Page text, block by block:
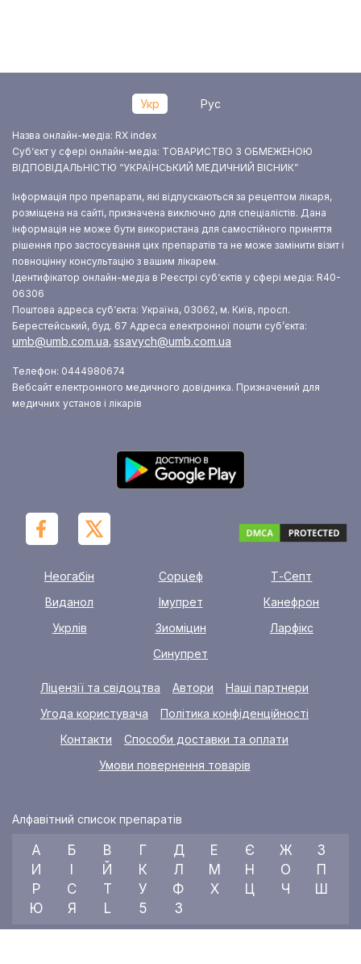
Укр Рус
Назва онлайн-медіа: RX index
Суб‘єкт у сфері онлайн-медіа: ТОВАРИСТВО З ОБМЕЖЕНОЮ
ВІДПОВІДАЛЬНІСТЮ “УКРАЇНСЬКИЙ МЕДИЧНИЙ ВІСНИК”
Інформація про препарати, які відпускаються за рецептом лікаря,
розміщена на сайті, призначена виключно для спеціалістів. Дана
інформація не може бути використана для самостійного приняття
рішення про застосування цих препаратів та не може замінити візит і
повноцінну консультацію з вашим лікарем.
Ідентифікатор онлайн-медіа в Реєстрі суб‘єктів у сфері медіа: R40-
06306
Поштова адреса суб‘єкта: Україна, 03062, м. Київ, просп.
Берестейський, буд. 67 Адреса електронної пошти суб’єкта:
umb@umb.com.ua, ssavych@umb.com.ua
Телефон: 0444980674
Вебсайт електронного медичного довідника. Призначений для
медичних установ і лікарів
Неогабін Сорцеф
Т-Септ
Виданол
Імупрет
Канефрон
Укрлів
Зиоміцин
Ларфікс
Синупрет
Ліцензії та свідоцтва Автори
Наші партнери
Угода користувача
Політика конфіденційності
Контакти
Способи доставки та оплати
Умови повернення товарів
Алфавітний список препаратів
А Б В Г Д Е Є Ж
З
И
Й К Л М Н О
П
Р
С Т У Ф Х Ц Ч
Ш
Ю
Я L 5 3